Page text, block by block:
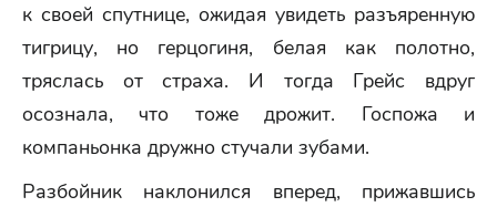
к своей спутнице, ожидая увидеть разъяренную
тигрицу, но герцогиня, белая как полотно,
тряслась от страха. И тогда Грейс вдруг
осознала, что тоже дрожит. Госпожа и
компаньонка дружно стучали зубами.
Разбойник наклонился вперед, прижавшись